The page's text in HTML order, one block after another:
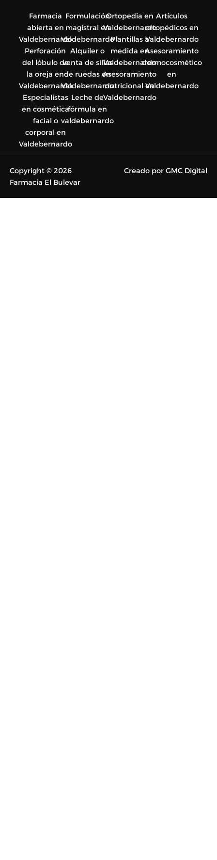
Farmacia
abierta en
Valdebernardo
Perforación
del lóbulo de
la oreja en
Valdebernardo
Especialistas
en cosmética
facial o
corporal en
Valdebernardo
Formulación
magistral en
Valdebernardo
Alquiler o
venta de sillas
de ruedas en
Valdebernardo
Leche de
fórmula en
valdebernardo
Ortopedia en
Valdebernardo
Plantillas a
medida en
Valdebernardo
Asesoramiento
nutricional en
Valdebernardo
Artículos
ortopédicos en
Valdebernardo
Asesoramiento
dermocosmético
en
Valdebernardo
Copyright © 2026
Farmacia El Bulevar
Creado por GMC Digital